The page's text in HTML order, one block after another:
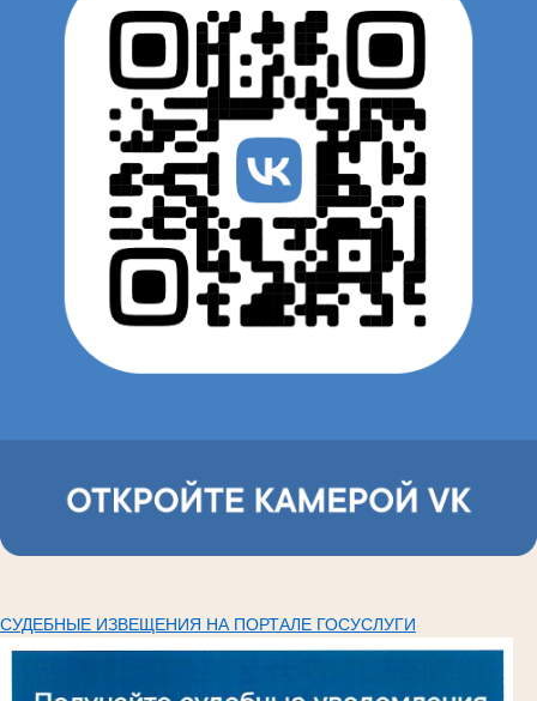
СУДЕБНЫЕ ИЗВЕЩЕНИЯ НА ПОРТАЛЕ ГОСУСЛУГИ